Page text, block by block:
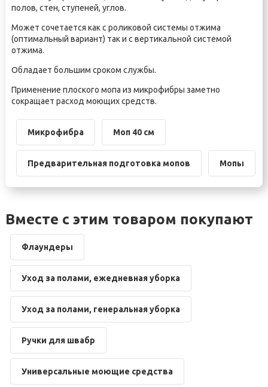
полов, стен, ступеней, углов.
Может сочетается как с роликовой системы отжима
(оптимальный вариант) так и с вертикальной системой
отжима.
Обладает большим сроком службы.
Применение плоского мопа из микрофибры заметно
сокращает расход моющих средств.
Микрофибра Моп 40 см
Предварительная подготовка мопов Мопы
Вместе с этим товаром покупают
Флаундеры
Уход за полами, ежедневная уборка
Уход за полами, генеральная уборка
Ручки для швабр
Универсальные моющие средства